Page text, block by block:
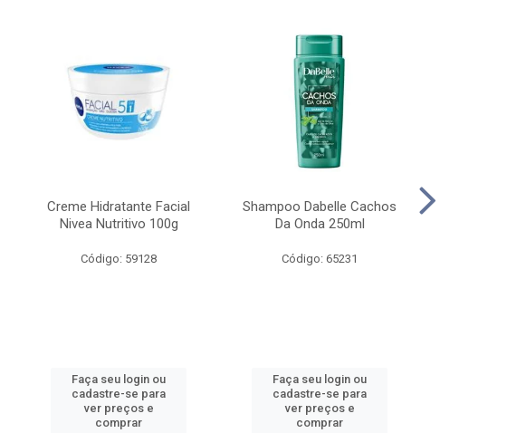
Creme Hidratante Facial
Nivea Nutritivo 100g
Código: 59128
Faça seu login ou
cadastre-se para
ver preços e
comprar
Shampoo Dabelle Cachos
Da Onda 250ml
Código: 65231
Faça seu login ou
cadastre-se para
ver preços e
comprar